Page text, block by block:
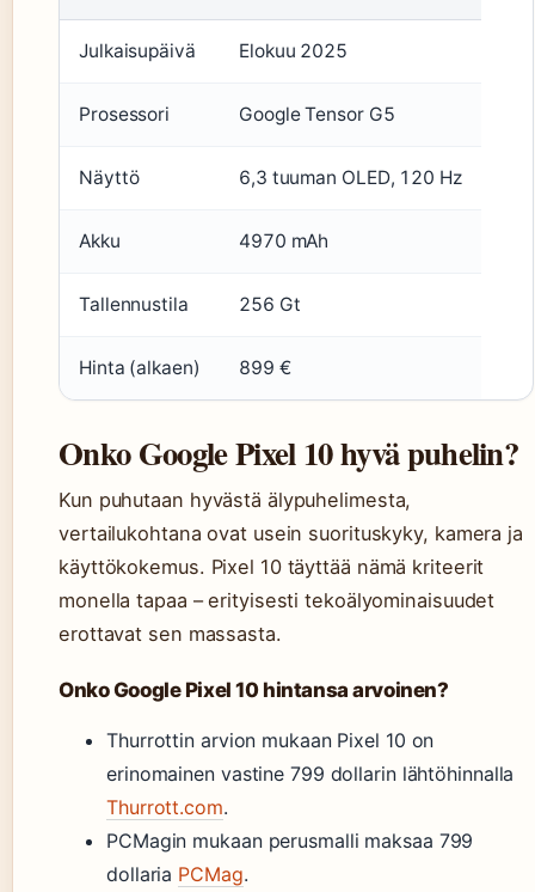
Julkaisupäivä Elokuu 2025
Prosessori Google Tensor G5
Näyttö 6,3 tuuman OLED, 120 Hz
Akku 4970 mAh
Tallennustila 256 Gt
Hinta (alkaen) 899 €
Onko Google Pixel 10 hyvä puhelin?
Kun puhutaan hyvästä älypuhelimesta,
vertailukohtana ovat usein suorituskyky, kamera ja
käyttökokemus. Pixel 10 täyttää nämä kriteerit
monella tapaa – erityisesti tekoälyominaisuudet
erottavat sen massasta.
Onko Google Pixel 10 hintansa arvoinen?
Thurrottin arvion mukaan Pixel 10 on
erinomainen vastine 799 dollarin lähtöhinnalla
Thurrott.com.
PCMagin mukaan perusmalli maksaa 799
dollaria PCMag.